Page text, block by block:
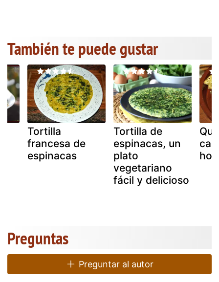
También te puede gustar
Tortilla
francesa de
espinacas
Tortilla de
espinacas, un
plato
vegetariano
fácil y delicioso
Preguntas
Preguntar al autor